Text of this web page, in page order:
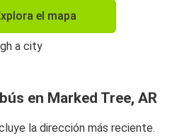
el mapa
en Marked Tree, AR
la dirección más reciente.